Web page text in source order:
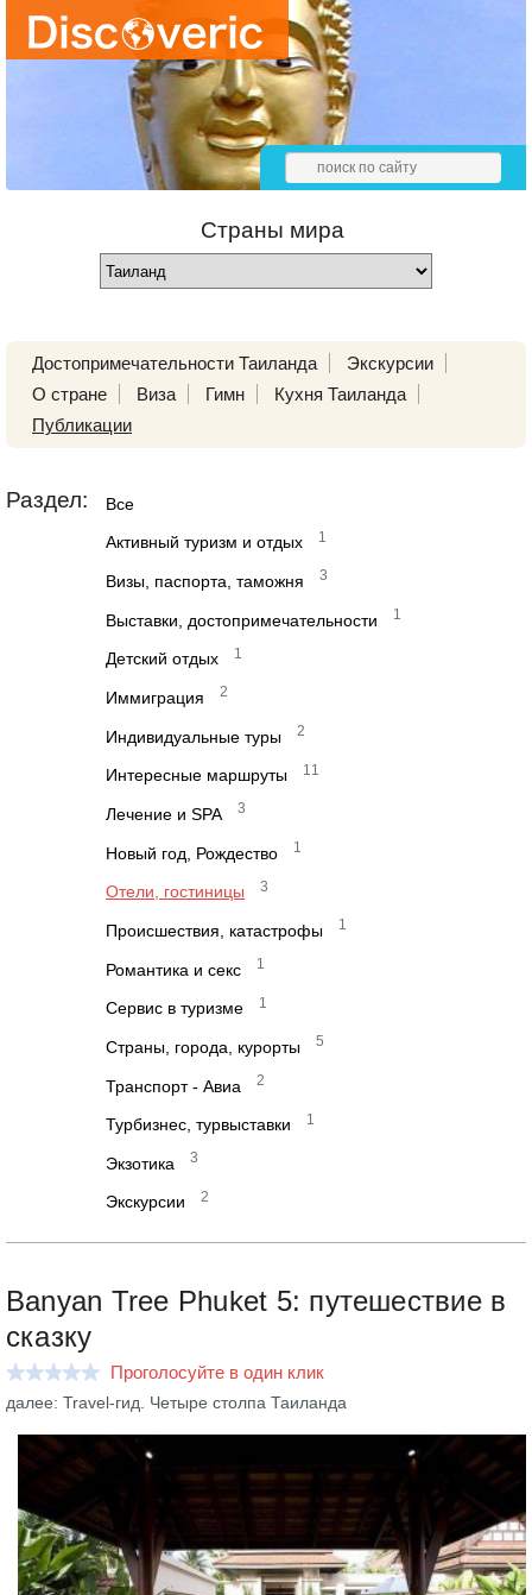
Страны мира
Достопримечательности Таиланда
Экскурсии
О стране
Виза Гимн
Кухня Таиланда
Публикации
Раздел: Все
Активный туризм и отдых 1
Визы, паспорта, таможня 3
Выставки, достопримечательности 1
Детский отдых 1
Иммиграция 2
Индивидуальные туры 2
Интересные маршруты 11
Лечение и SPA 3
Новый год, Рождество 1
Отели, гостиницы 3
Происшествия, катастрофы 1
Романтика и секс 1
Сервис в туризме 1
Страны, города, курорты 5
Транспорт - Авиа 2
Турбизнес, турвыставки 1
Экзотика 3
Экскурсии 2
Banyan Tree Phuket 5: путешествие в
сказку
Проголосуйте в один клик
далее: Travel-гид. Четыре столпа Таиланда